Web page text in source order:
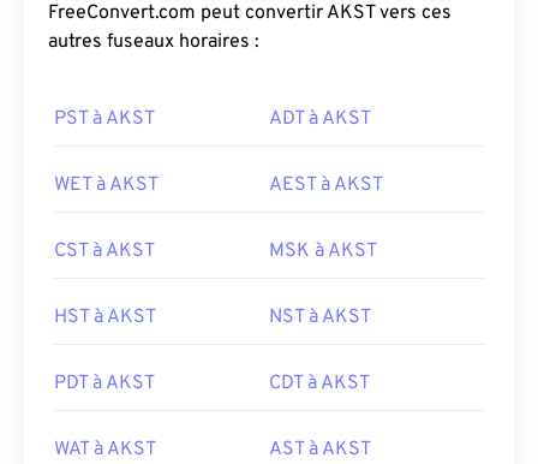
FreeConvert.com peut convertir AKST vers ces
autres fuseaux horaires :
PST à AKST ADT à AKST
WET à AKST AEST à AKST
CST à AKST MSK à AKST
HST à AKST NST à AKST
PDT à AKST CDT à AKST
WAT à AKST AST à AKST